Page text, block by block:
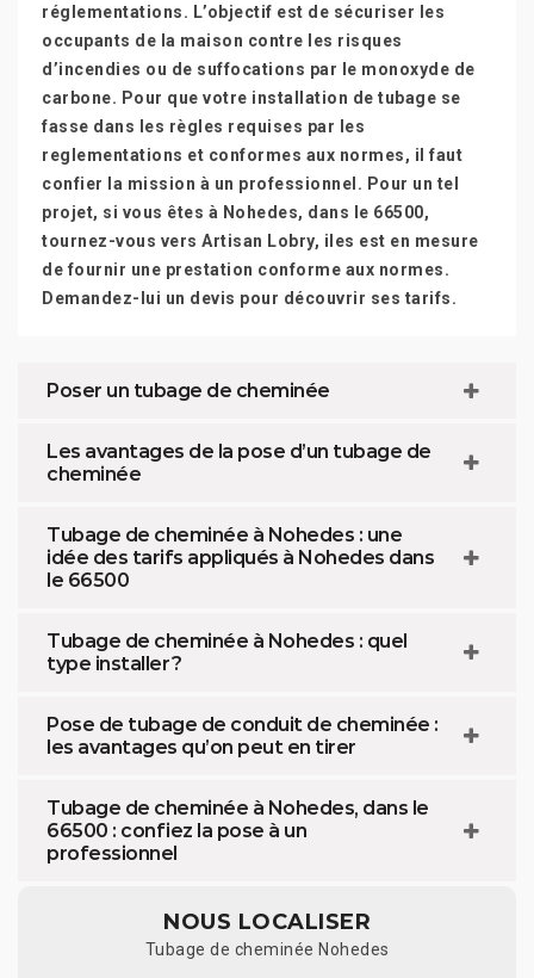
réglementations. L’objectif est de sécuriser les
occupants de la maison contre les risques
d’incendies ou de suffocations par le monoxyde de
carbone. Pour que votre installation de tubage se
fasse dans les règles requises par les
reglementations et conformes aux normes, il faut
confier la mission à un professionnel. Pour un tel
projet, si vous êtes à Nohedes, dans le 66500,
tournez-vous vers Artisan Lobry, iles est en mesure
de fournir une prestation conforme aux normes.
Demandez-lui un devis pour découvrir ses tarifs.
Poser un tubage de cheminée
Les avantages de la pose d’un tubage de
cheminée
Tubage de cheminée à Nohedes : une
idée des tarifs appliqués à Nohedes dans
le 66500
Tubage de cheminée à Nohedes : quel
type installer ?
Pose de tubage de conduit de cheminée :
les avantages qu’on peut en tirer
Tubage de cheminée à Nohedes, dans le
66500 : confiez la pose à un
professionnel
NOUS LOCALISER
Tubage de cheminée Nohedes